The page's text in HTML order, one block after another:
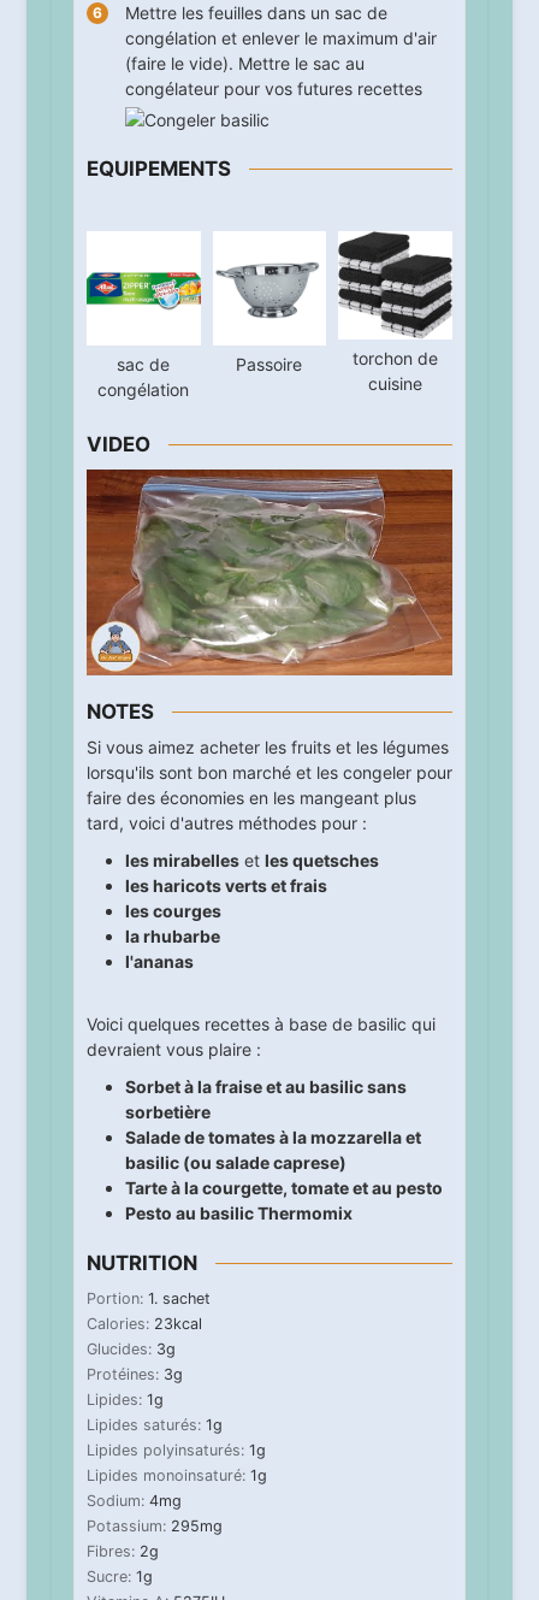
Mettre les feuilles dans un sac de
congélation et enlever le maximum d'air
(faire le vide). Mettre le sac au
congélateur pour vos futures recettes
EQUIPEMENTS
sac de
congélation
Passoire
torchon de
cuisine
VIDEO
NOTES
Si vous aimez acheter les fruits et les légumes
lorsqu'ils sont bon marché et les congeler pour
faire des économies en les mangeant plus
tard, voici d'autres méthodes pour :
les mirabelleset les quetsches
les haricots verts et frais
les courges
la rhubarbe
l'ananas
Voici quelques recettes à base de basilic qui
devraient vous plaire :
Sorbet à la fraise et au basilic sans
sorbetière
Salade de tomates à la mozzarella et
basilic (ou salade caprese)
Tarte à la courgette, tomate et au pesto
Pesto au basilic Thermomix
NUTRITION
Portion: 1. sachet
Calories: 23kcal
Glucides: 3g
Protéines: 3g
Lipides: 1g
Lipides saturés: 1g
Lipides polyinsaturés: 1g
Lipides monoinsaturé: 1g
Sodium: 4mg
Potassium: 295mg
Fibres: 2g
Sucre: 1g